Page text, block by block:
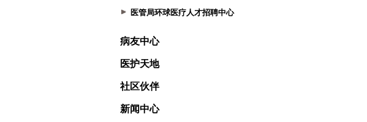
医管局环球医疗人才招聘中心
病友中心
医护天地
社区伙伴
新闻中心